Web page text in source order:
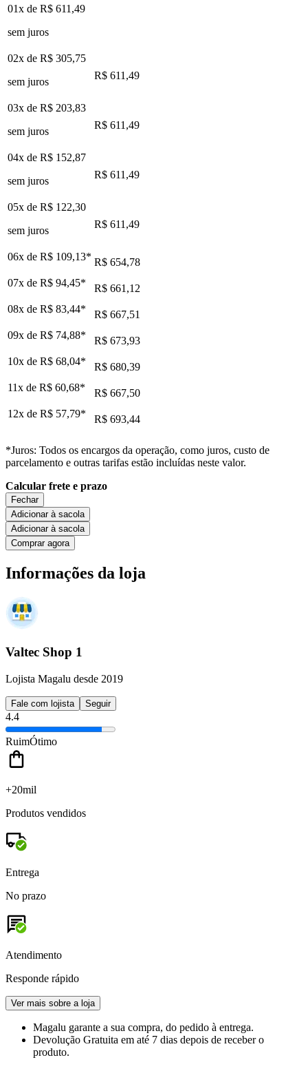
01x de R$ 611,49
sem juros
02x de R$ 305,75
sem juros
R$ 611,49
03x de R$ 203,83
sem juros
R$ 611,49
04x de R$ 152,87
sem juros
R$ 611,49
05x de R$ 122,30
sem juros
R$ 611,49
06x de R$ 109,13* R$ 654,78
07x de R$ 94,45*
R$ 661,12
08x de R$ 83,44*
R$ 667,51
09x de R$ 74,88*
R$ 673,93
10x de R$ 68,04*
R$ 680,39
11x de R$ 60,68*
R$ 667,50
12x de R$ 57,79* R$ 693,44
*Juros: Todos os encargos da operação, como juros, custo de
parcelamento e outras tarifas estão incluídas neste valor.
Calcular frete e prazo
Fechar
Adicionar à sacola
Adicionar à sacola
Comprar agora
Informações da loja
Valtec Shop 1
Lojista Magalu desde 2019
Fale com lojista Seguir
4.4
RuimÓtimo
+20mil
Produtos vendidos
Entrega
No prazo
Atendimento
Responde rápido
Ver mais sobre a loja
Magalu garante a sua compra, do pedido à entrega.
Devolução Gratuita em até 7 dias depois de receber o
produto.